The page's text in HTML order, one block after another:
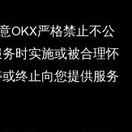
OKX严格禁止不公
时实施或被合理怀
终止向您提供服务